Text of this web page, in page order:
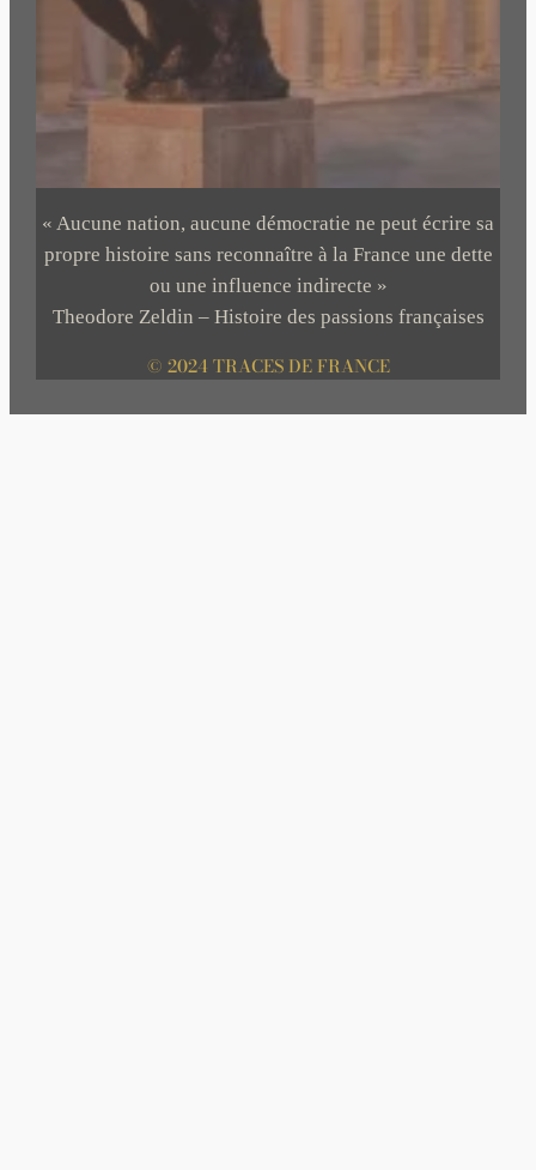
« Aucune nation, aucune démocratie ne peut écrire sa
propre histoire sans reconnaître à la France une dette
ou une influence indirecte »
Theodore Zeldin – Histoire des passions françaises
© 2024 TRACES DE FRANCE